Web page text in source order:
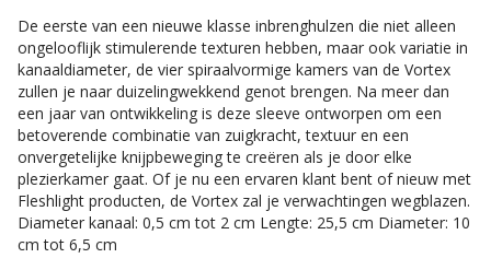
De eerste van een nieuwe klasse inbrenghulzen die niet alleen
ongelooflijk stimulerende texturen hebben, maar ook variatie in
kanaaldiameter, de vier spiraalvormige kamers van de Vortex
zullen je naar duizelingwekkend genot brengen. Na meer dan
een jaar van ontwikkeling is deze sleeve ontworpen om een
betoverende combinatie van zuigkracht, textuur en een
onvergetelijke knijpbeweging te creëren als je door elke
plezierkamer gaat. Of je nu een ervaren klant bent of nieuw met
Fleshlight producten, de Vortex zal je verwachtingen wegblazen.
Diameter kanaal: 0,5 cm tot 2 cm Lengte: 25,5 cm Diameter: 10
cm tot 6,5 cm